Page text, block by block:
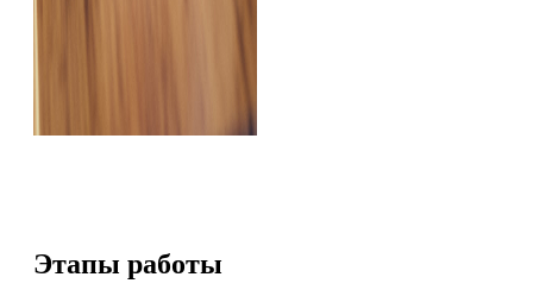
Этапы работы